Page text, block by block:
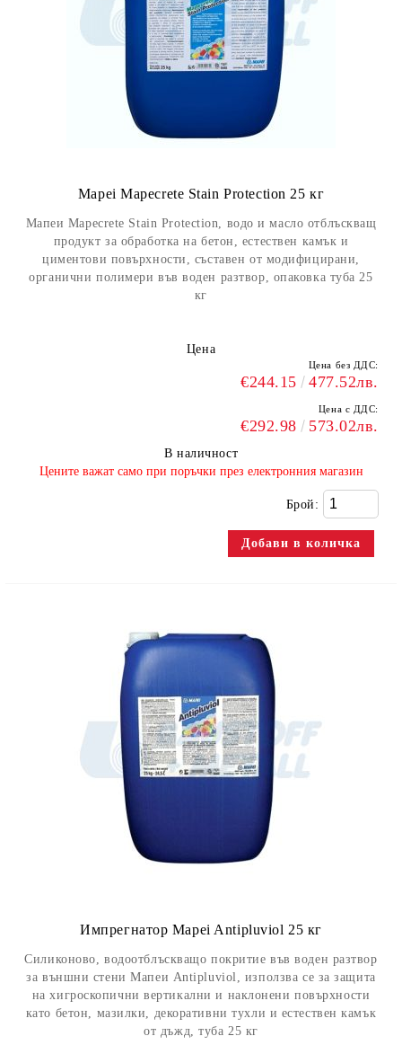
Mapei Mapecrete Stain Protection 25 кг
Мапеи Mapecrete Stain Protection, водо и масло отблъскващ
продукт за обработка на бетон, естествен камък и
циментови повърхности, съставен от модифицирани,
органични полимери във воден разтвор, опаковка туба 25
кг
Цена
Цена без ДДС:
€244.15 477.52лв.
Цена с ДДС:
€292.98 573.02лв.
В наличност
​Цените важат само при поръчки през електронния магазин
Брой:
Импрегнатор Mapei Antipluviol 25 кг
Силиконово, водоотблъскващо покритие във воден разтвор
за външни стени Мапеи Antipluviol, използва се за защита
на хигроскопични вертикални и наклонени повърхности
като бетон, мазилки, декоративни тухли и естествен камък
от дъжд, туба 25 кг